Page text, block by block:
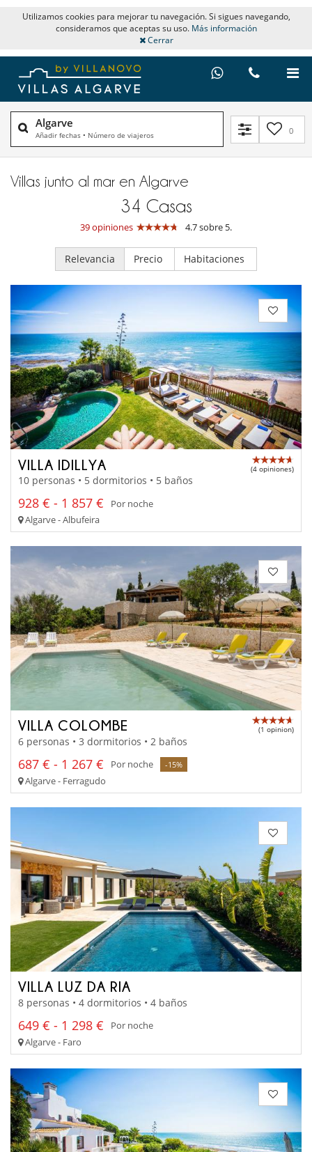
Utilizamos cookies para mejorar tu navegación. Si sigues navegando,
consideramos que aceptas su uso. Más información
Cerrar
Algarve
Añadir fechas • Número de viajeros 0
Villas junto al mar en Algarve
34 Casas
39 opiniones 4.7 sobre 5.
Relevancia Precio Habitaciones
VILLA IDILLYA (4 opiniones)
10 personas • 5 dormitorios • 5 baños
928 € - 1 857 €
Por noche
Algarve - Albufeira
VILLA COLOMBE (1 opinion)
6 personas • 3 dormitorios • 2 baños
687 € - 1 267 € Por noche -15%
Algarve - Ferragudo
VILLA LUZ DA RIA
8 personas • 4 dormitorios • 4 baños
649 € - 1 298 €
Por noche
Algarve - Faro